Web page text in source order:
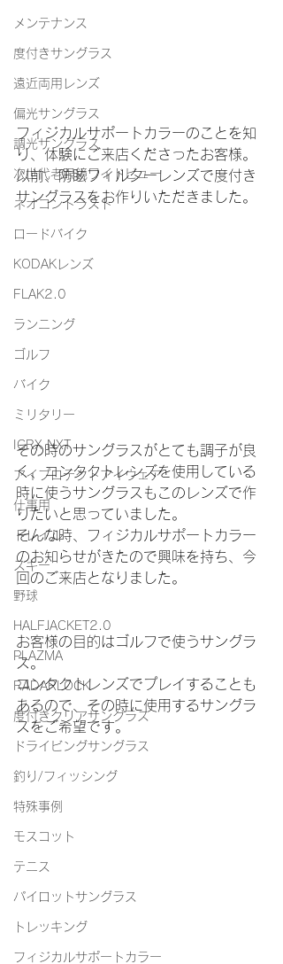
メンテナンス
度付きサングラス
遠近両用レンズ
偏光サングラス
調光サングラス
次世代老眼鏡ワイドビュー
ネオコントラスト
ロードバイク
KODAKレンズ
FLAK2.0
ランニング
ゴルフ
バイク
ミリタリー
ICRX NXT
アイプロテクトアイウェア
仕事用
トレイル
スキー
野球
HALFJACKET2.0
PLAZMA
RADARLOCK
度付きクリアサングラス
ドライビングサングラス
釣り/フィッシング
特殊事例
モスコット
テニス
パイロットサングラス
トレッキング
フィジカルサポートカラー
フィジカルサポートカラーのことを知
り、体験にご来店くださったお客様。
以前、防眩フィルターレンズで度付き
サングラスをお作りいただきました。
その時のサングラスがとても調子が良
く、コンタクトレンズを使用している
時に使うサングラスもこのレンズで作
りたいと思っていました。
そんな時、フィジカルサポートカラー
のお知らせがきたので興味を持ち、今
回のご来店となりました。
お客様の目的はゴルフで使うサングラ
ス。
コンタクトレンズでプレイすることも
あるので、その時に使用するサングラ
スをご希望です。